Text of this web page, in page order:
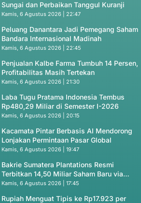
Sungai dan Perbaikan Tanggul Kuranji
Kamis, 6 Agustus 2026 | 22:47
Peluang Danantara Jadi Pemegang Saham
Bandara Internasional Madinah
Kamis, 6 Agustus 2026 | 22:45
Penjualan Kalbe Farma Tumbuh 14 Persen,
Profitabilitas Masih Tertekan
Kamis, 6 Agustus 2026 | 21:30
Laba Tugu Pratama Indonesia Tembus
Rp480,29 Miliar di Semester I-2026
Kamis, 6 Agustus 2026 | 20:15
Kacamata Pintar Berbasis AI Mendorong
Lonjakan Permintaan Pasar Global
Kamis, 6 Agustus 2026 | 19:47
Bakrie Sumatera Plantations Resmi
Terbitkan 14,50 Miliar Saham Baru via
Private Placement
Kamis, 6 Agustus 2026 | 17:45
Rupiah Menguat Tipis ke Rp17.923 per